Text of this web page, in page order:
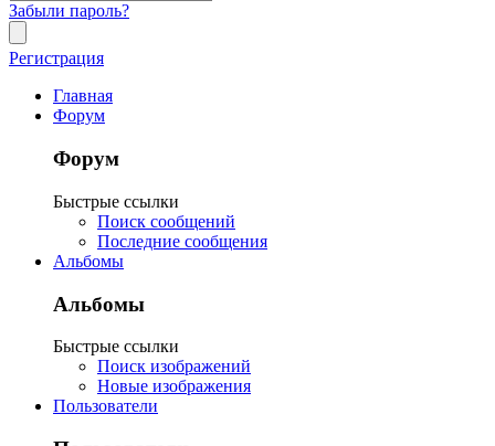
Забыли пароль?
Регистрация
Главная
Форум
Форум
Быстрые ссылки
Поиск сообщений
Последние сообщения
Альбомы
Альбомы
Быстрые ссылки
Поиск изображений
Новые изображения
Пользователи